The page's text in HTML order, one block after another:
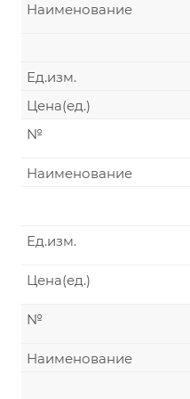
Наименование
Ед.изм.
Цена(ед.)
№
Наименование
Ед.изм.
Цена(ед.)
№
Наименование